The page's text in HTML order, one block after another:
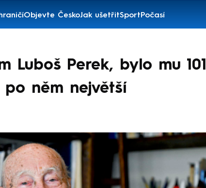
Objevte ČeskoJak ušetřitSportPočasí
Luboš Perek, bylo mu 101
po něm největší